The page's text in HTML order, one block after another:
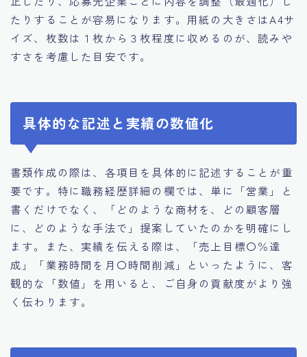
たりすることが容易になります。用紙の大きさはA4サ
イズ、枚数は１枚から３枚程度に収めるのが、読みや
すさを考慮した目安です。
具体的な記述と実績の数値化
書類作成の際は、各項目を具体的に記述することが重
要です。特に職務経歴詳細の欄では、単に「営業」と
書くだけでなく、「どのような商材を、どの顧客層
に、どのような手法で」提案していたのかを明確にし
ます。また、実績を伝える際は、「売上目標〇％達
成」「業務時間を月〇時間削減」といったように、客
観的な「数値」を用いると、ご自身の貢献度がより強
く伝わります。